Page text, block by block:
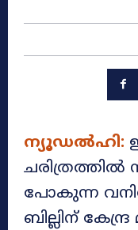
ന്യൂഡൽഹി:
ചരിത്രത്തിൽ
പോകുന്ന
ബില്ലിന്